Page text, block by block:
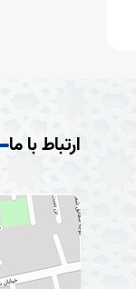
ارتباط با ما